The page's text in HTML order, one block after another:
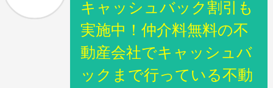
キャッシュバック割引も
実施中！仲介料無料の不
動産会社でキャッシュバ
ックまで行っている不動